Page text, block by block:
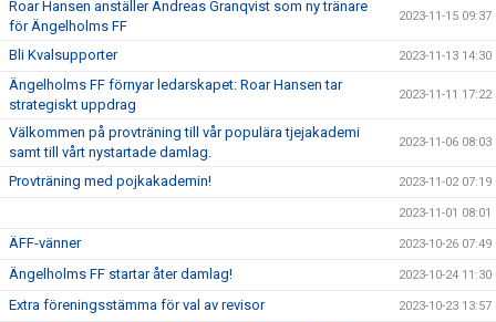
Roar Hansen anställer Andreas Granqvist som ny tränare
för Ängelholms FF
2023-11-15 09:37
Bli Kvalsupporter 2023-11-13 14:30
Ängelholms FF förnyar ledarskapet: Roar Hansen tar
strategiskt uppdrag
2023-11-11 17:22
Välkommen på provträning till vår populära tjejakademi
samt till vårt nystartade damlag.
2023-11-06 08:03
Provträning med pojkakademin! 2023-11-02 07:19
2023-11-01 08:01
ÄFF-vänner 2023-10-26 07:49
Ängelholms FF startar åter damlag! 2023-10-24 11:30
Extra föreningsstämma för val av revisor 2023-10-23 13:57